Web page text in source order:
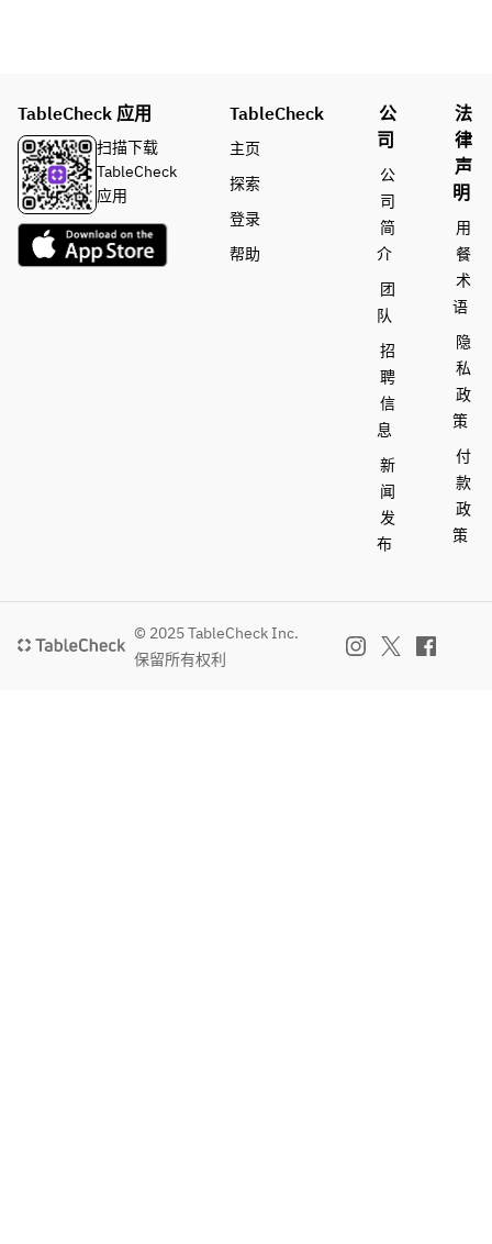
TableCheck 应用
扫描下载
TableCheck
应用
TableCheck
主页
探索
登录
帮助
公
司
公
司
简
介
团
队
招
聘
信
息
新
闻
发
布
法
律
声
明
用
餐
术
语
隐
私
政
策
付
款
政
策
© 2025 TableCheck Inc.
保留所有权利